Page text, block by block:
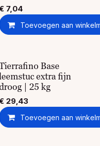
Toevoegen aan
7,04
Toevoegen aan
Toevoegen aan
Base
extra fijn
| 25 kg
29,43
Toevoegen aan